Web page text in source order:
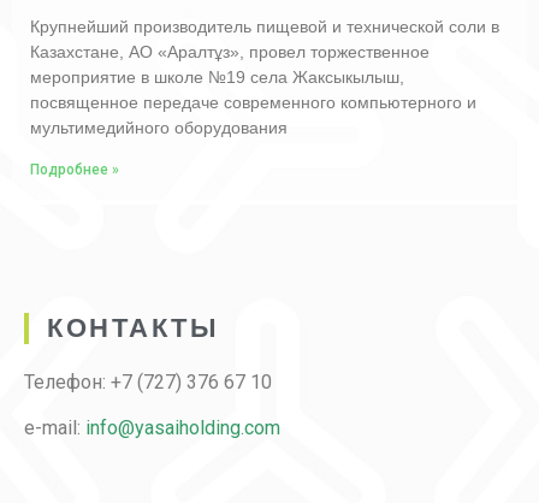
Крупнейший производитель пищевой и технической соли в
Казахстане, АО «Аралтұз», провел торжественное
мероприятие в школе №19 села Жаксыкылыш,
посвященное передаче современного компьютерного и
мультимедийного оборудования
Подробнее »
КОНТАКТЫ
Телефон: +7 (727) 376 67 10
e-mail: info@yasaiholding.com